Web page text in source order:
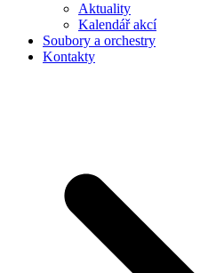
Aktuality
Kalendář akcí
Soubory a orchestry
Kontakty